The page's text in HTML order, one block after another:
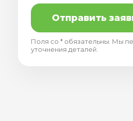
Отправить
Поля со * обязательны. Мы
уточнения деталей.